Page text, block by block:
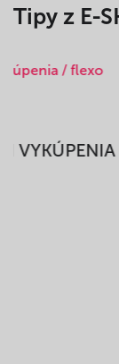
Tipy z E-
VYKÚPENIA